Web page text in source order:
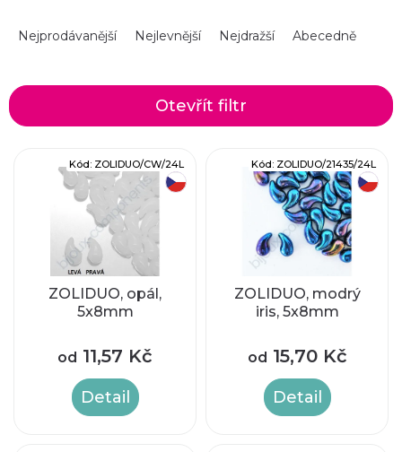
z
Nejprodávanější Nejlevnější Nejdražší Abecedně
Otevřít filtr
ZOLIDUO, opál,
5x8mm
od 11,57 Kč
Detail
Kód: ZOLIDUO/CW/24L
ZOLIDUO, modrý
iris, 5x8mm
od 15,70 Kč
Detail
Kód: ZOLIDUO/21435/24L